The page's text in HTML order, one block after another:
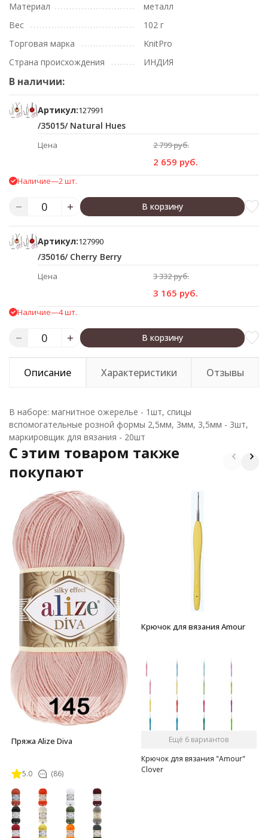
Материал
металл
Вес
102 г
Торговая марка
KnitPro
Страна происхождения
ИНДИЯ
В наличии:
Артикул:127991
/35015/ Natural Hues
Цена 2 799 руб.
2 659 руб.
Наличие—2 шт.
В корзину
Артикул:127990
/35016/ Cherry Berry
Цена 3 332 руб.
3 165 руб.
Наличие—4 шт.
В корзину
Описание Характеристики Отзывы
В наборе: магнитное ожерелье - 1шт, спицы
вспомогательные розной формы 2,5мм, 3мм, 3,5мм - 3шт,
маркировщик для вязания - 20шт
C этим товаром также
покупают
Пряжа Alize Diva
5.0 (86)
Крючок для вязания Amour
Ещё 6 вариантов
Крючок для вязания "Amour"
Clover